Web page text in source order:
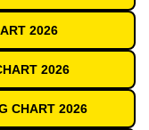
2026
2026
CHART 2026